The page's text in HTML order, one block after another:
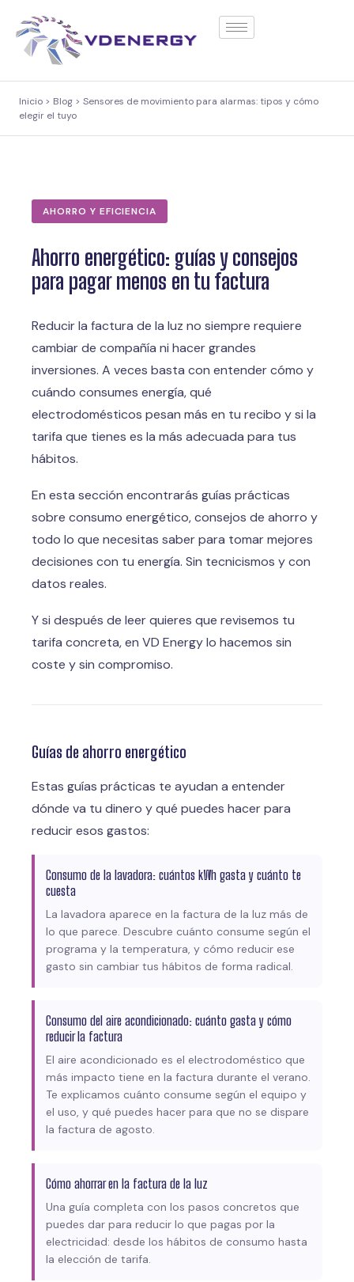
Inicio > Blog > Sensores de movimiento para alarmas: tipos y cómo
elegir el tuyo
AHORRO Y EFICIENCIA
Ahorro energético: guías y consejos
para pagar menos en tu factura
Reducir la factura de la luz no siempre requiere
cambiar de compañía ni hacer grandes
inversiones. A veces basta con entender cómo y
cuándo consumes energía, qué
electrodomésticos pesan más en tu recibo y si la
tarifa que tienes es la más adecuada para tus
hábitos.
En esta sección encontrarás guías prácticas
sobre consumo energético, consejos de ahorro y
todo lo que necesitas saber para tomar mejores
decisiones con tu energía. Sin tecnicismos y con
datos reales.
Y si después de leer quieres que revisemos tu
tarifa concreta, en VD Energy lo hacemos sin
coste y sin compromiso.
Guías de ahorro energético
Estas guías prácticas te ayudan a entender
dónde va tu dinero y qué puedes hacer para
reducir esos gastos:
Consumo de la lavadora: cuántos kWh gasta y cuánto te
cuesta
La lavadora aparece en la factura de la luz más de
lo que parece. Descubre cuánto consume según el
programa y la temperatura, y cómo reducir ese
gasto sin cambiar tus hábitos de forma radical.
Consumo del aire acondicionado: cuánto gasta y cómo
reducir la factura
El aire acondicionado es el electrodoméstico que
más impacto tiene en la factura durante el verano.
Te explicamos cuánto consume según el equipo y
el uso, y qué puedes hacer para que no se dispare
la factura de agosto.
Cómo ahorrar en la factura de la luz
Una guía completa con los pasos concretos que
puedes dar para reducir lo que pagas por la
electricidad: desde los hábitos de consumo hasta
la elección de tarifa.